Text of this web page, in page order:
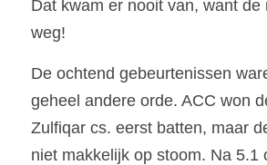
Dat kwam er nooit van, want de
weg!
De ochtend gebeurtenissen
geheel andere orde. ACC won
Zulfiqar cs. eerst batten, maar
niet makkelijk op stoom. Na 5.1